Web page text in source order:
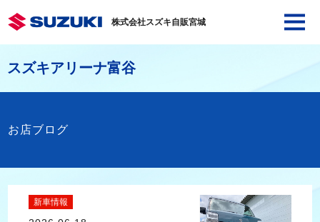
株式会社スズキ自販宮城
スズキアリーナ富谷
お店ブログ
新車情報